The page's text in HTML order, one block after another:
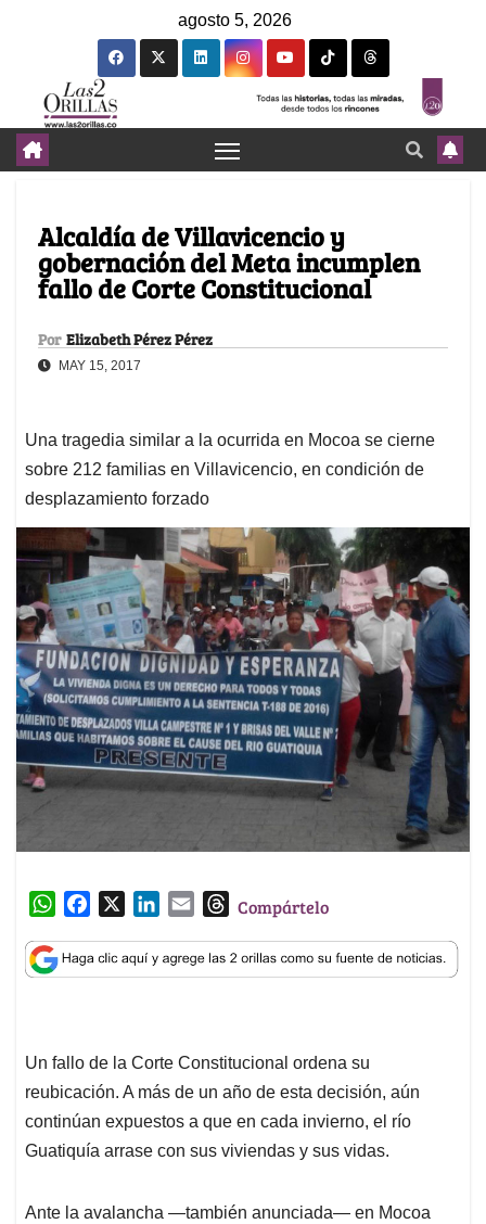
agosto 5, 2026
Alcaldía de Villavicencio y
gobernación del Meta incumplen
fallo de Corte Constitucional
Por Elizabeth Pérez Pérez
MAY 15, 2017
Una tragedia similar a la ocurrida en Mocoa se cierne
sobre 212 familias en Villavicencio, en condición de
desplazamiento forzado
W
a
t
p
p
c
e
o
k
n
k
I
n
a
i
T
r
e
s
Compártelo
Un fallo de la Corte Constitucional ordena su
reubicación. A más de un año de esta decisión, aún
continúan expuestos a que en cada invierno, el río
Guatiquía arrase con sus viviendas y sus vidas.
Ante la avalancha —también anunciada— en Mocoa